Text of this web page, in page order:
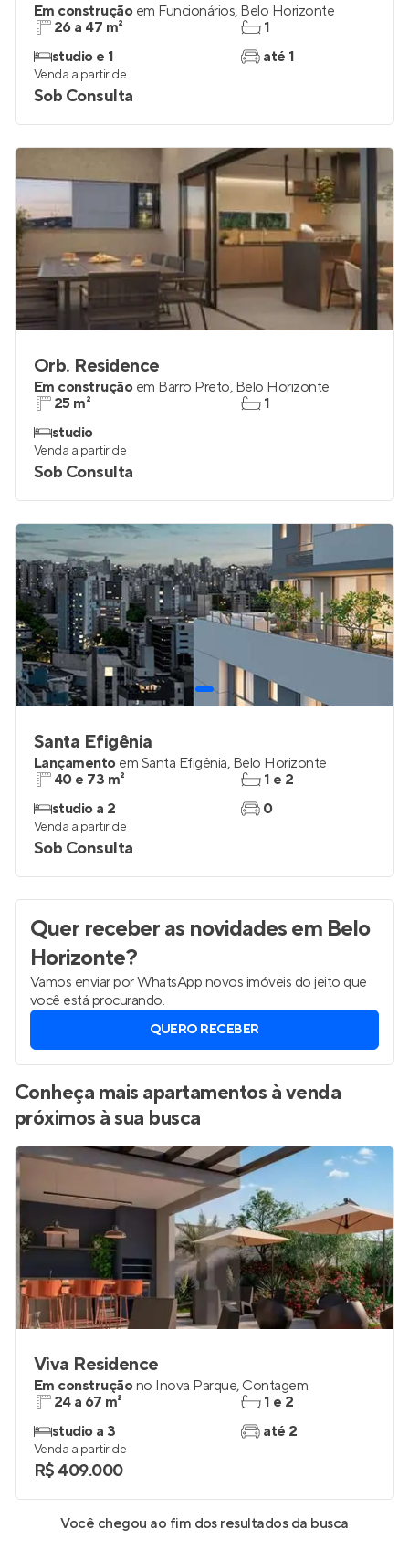
Em construção em Funcionários, Belo Horizonte
26 a 47 m²
studio e 1
1
até 1
Venda a partir de
Sob Consulta
Orb. Residence
Em construção em Barro Preto, Belo Horizonte
25 m²
studio
1
Venda a partir de
Sob Consulta
Santa Efigênia
Lançamento em Santa Efigênia, Belo Horizonte
40 e 73 m²
studio a 2
1 e 2
0
Venda a partir de
Sob Consulta
Quer receber as novidadesem Belo
Horizonte?
Vamos enviar por WhatsApp novos imóveis do jeito que
você está procurando.
QUERO RECEBER
Conheça mais apartamentos à venda
próximos à sua busca
Viva Residence
Em construçãono Inova Parque, Contagem
24 a 67 m²
studio a 3
1 e 2
até 2
Venda a partir de
R$ 409.000
Você chegou ao fim dos resultados da busca